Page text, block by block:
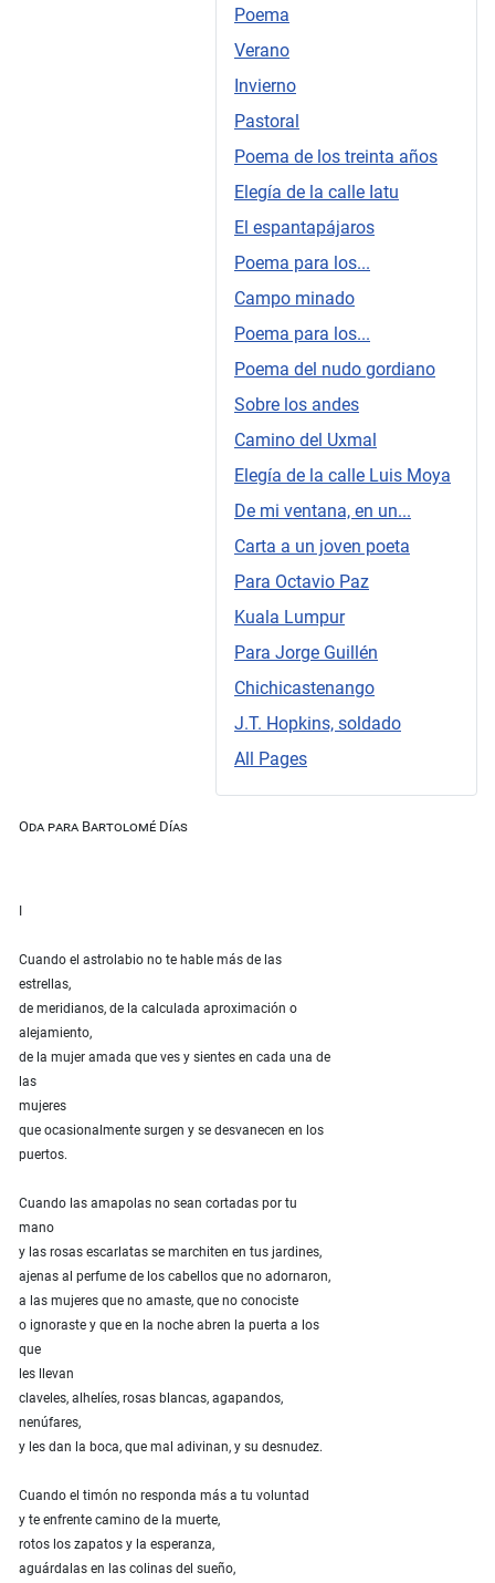
Poema
Verano
Invierno
Pastoral
Poema de los treinta años
Elegía de la calle Iatu
El espantapájaros
Poema para los...
Campo minado
Poema para los...
Poema del nudo gordiano
Sobre los andes
Camino del Uxmal
Elegía de la calle Luis Moya
De mi ventana, en un...
Carta a un joven poeta
Para Octavio Paz
Kuala Lumpur
Para Jorge Guillén
Chichicastenango
J.T. Hopkins, soldado
All Pages
Oda para Bartolomé Días
Cuando el astrolabio no te hable más de las
estrellas,
de meridianos, de la calculada aproximación o
alejamiento,
de la mujer amada que ves y sientes en cada una de
las
mujeres
que ocasionalmente surgen y se desvanecen en los
puertos.
Cuando las amapolas no sean cortadas por tu
mano
y las rosas escarlatas se marchiten en tus jardines,
ajenas al perfume de los cabellos que no adornaron,
a las mujeres que no amaste, que no conociste
o ignoraste y que en la noche abren la puerta a los
que
les llevan
claveles, alhelíes, rosas blancas, agapandos,
nenúfares,
y les dan la boca, que mal adivinan, y su desnudez.
Cuando el timón no responda más a tu voluntad
y te enfrente camino de la muerte,
rotos los zapatos y la esperanza,
aguárdalas en las colinas del sueño,